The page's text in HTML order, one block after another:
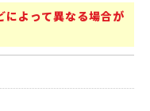
よって異なる場合が